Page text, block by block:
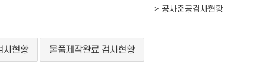
공사준공검사현황
사현황 물품제작완료 검사현황